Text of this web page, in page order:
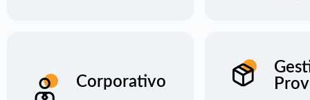
Corporativo